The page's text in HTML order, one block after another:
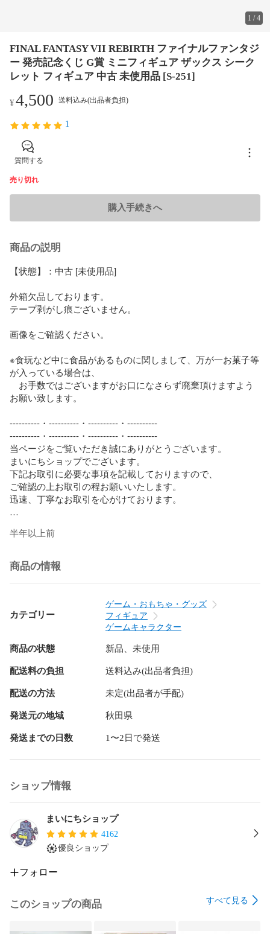
1 /4
FINAL FANTASY VII REBIRTH ファイナルファンタジ
ー 発売記念くじ G賞 ミニフィギュア ザックス シーク
レット フィギュア 中古 未使用品 [S-251]
¥4,500 送料込み(出品者負担)
1
質問する
売り切れ
購入手続きへ
商品の説明
【状態】：中古 [未使用品]
外箱欠品しております。
テープ剥がし痕ございません。
画像をご確認ください。
※食玩など中に食品があるものに関しまして、万が一お菓子等
が入っている場合は、
お手数ではございますがお口になさらず廃棄頂けますよう
お願い致します。
----------・----------・----------・----------
----------・----------・----------・----------
当ページをご覧いただき誠にありがとうございます。
まいにちショップでございます。
下記お取引に必要な事項を記載しておりますので、
ご確認の上お取引の程お願いいたします。
迅速、丁寧なお取引を心がけております。
そのため、価格交渉につきましては返信を行っておりませ
中古品を扱っておりますので、ある程度の使用感はご了承い
ただけますよう
完璧な状態をお求めの方や、神経質な方のご購入はお控えく
ご購入頂きますと、発送手配を行わせて頂きますので、
商品状態に関するご質問は購入前にお願い致します。
イメージと違った等、ご購入様都合の返品はお断りしており
ます。
ご注文と異なる商品が届いた場合又は商品に欠陥がある場合
弊社原因による欠品不良や商品説明の不備がありました際
【返品についての特約】詳しくはショップページの詳細情報
をご確認くださいますようお願い申し上げます。
半年以上前
商品の情報
カテゴリー
ゲーム・おもちゃ・グッズ
フィギュア
ゲームキャラクター
商品の状態 新品、未使用
配送料の負担 送料込み(出品者負担)
配送の方法 未定(出品者が手配)
発送元の地域 秋田県
発送までの日数 1〜2日で発送
ショップ情報
まいにちショップ
4162
優良ショップ
フォロー
このショップの商品 すべて見る